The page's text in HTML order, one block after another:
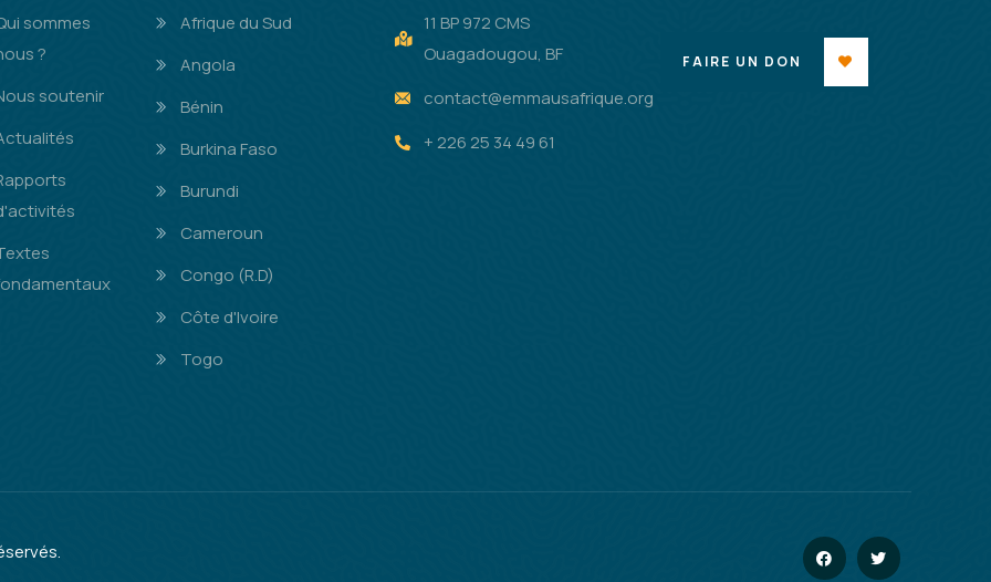
sommes
?
soutenir
Afrique du Sud
Angola
Bénin
Burkina Faso
Burundi
Cameroun
Congo (R.D)
Côte d'Ivoire
Togo
11 BP 972 CMS
Ouagadougou, BF
contact@emmausafrique.org
+ 226 25 34 49 61
FAIRE UN DON